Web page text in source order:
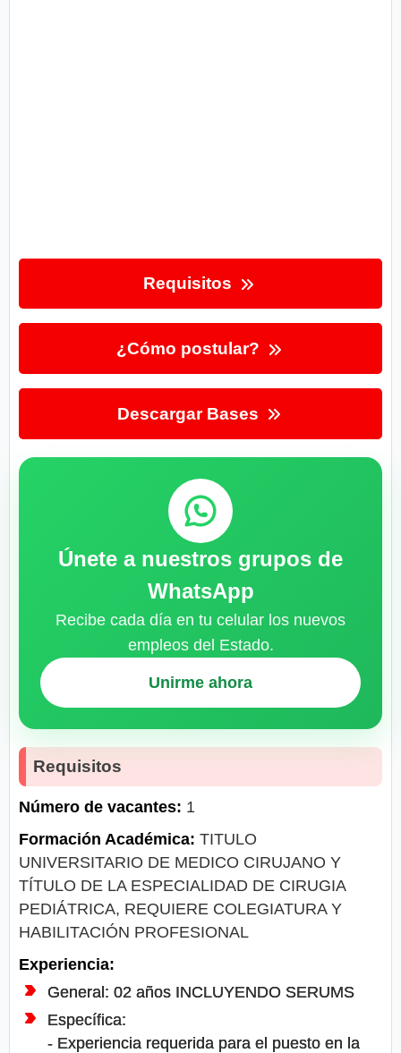
Requisitos
¿Cómo postular?
Descargar Bases
Únete a nuestros grupos de
WhatsApp
Recibe cada día en tu celular los nuevos
empleos del Estado.
Unirme ahora
Requisitos
Número de vacantes: 1
Formación Académica: TITULO
UNIVERSITARIO DE MEDICO CIRUJANO Y
TÍTULO DE LA ESPECIALIDAD DE CIRUGIA
PEDIÁTRICA, REQUIERE COLEGIATURA Y
HABILITACIÓN PROFESIONAL
Experiencia:
General: 02 años INCLUYENDO SERUMS
Específica:
- Experiencia requerida para el puesto en la